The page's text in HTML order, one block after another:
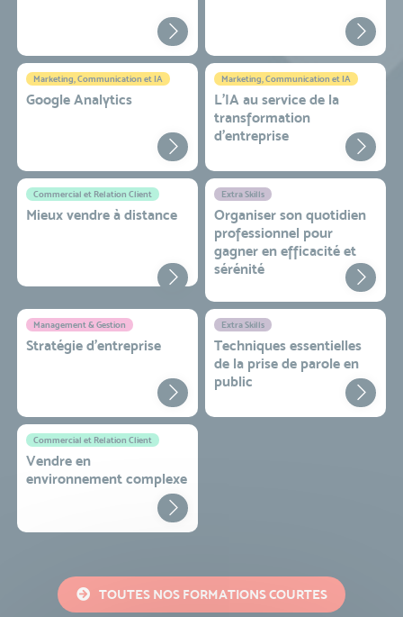
Marketing, Communication et IA
Google Analytics
Marketing, Communication et IA
L'IA au service de la
transformation
d'entreprise
Commercial et Relation Client
Mieux vendre à distance
Extra Skills
Organiser son quotidien
professionnel pour
gagner en efficacité et
sérénité
Management & Gestion
Stratégie d’entreprise
Extra Skills
Techniques essentielles
de la prise de parole en
public
Commercial et Relation Client
Vendre en
environnement complexe
TOUTES NOS FORMATIONS COURTES